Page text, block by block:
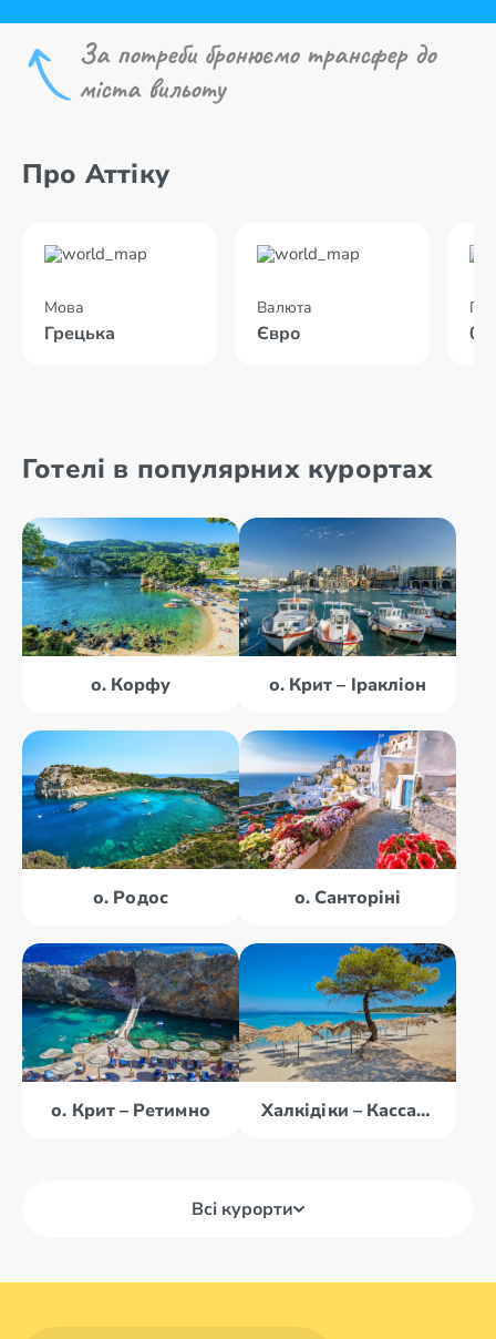
За потреби бронюємо трансфер до
міста вильоту
Про Аттіку
Мова
Грецька
Валюта
Євро
Готелі в популярних курортах
о. Корфу о. Крит – Іракліон
о. Родос о. Санторіні
о. Крит – Ретимно Халкідіки – Кассандра
Всі курорти
Олександруполіс Афіни